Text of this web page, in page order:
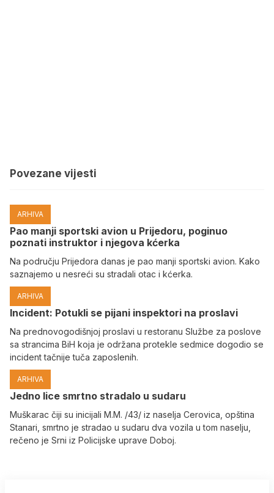
Povezane vijesti
ARHIVA
Pao manji sportski avion u Prijedoru, poginuo
poznati instruktor i njegova kćerka
Na području Prijedora danas je pao manji sportski avion. Kako
saznajemo u nesreći su stradali otac i kćerka.
ARHIVA
Incident: Potukli se pijani inspektori na proslavi
Na prednovogodišnjoj proslavi u restoranu Službe za poslove
sa strancima BiH koja je održana protekle sedmice dogodio se
incident tačnije tuča zaposlenih.
ARHIVA
Јedno lice smrtno stradalo u sudaru
Muškarac čiji su inicijali M.M. /43/ iz naselja Cerovica, opština
Stanari, smrtno je stradao u sudaru dva vozila u tom naselju,
rečeno je Srni iz Policijske uprave Doboj.